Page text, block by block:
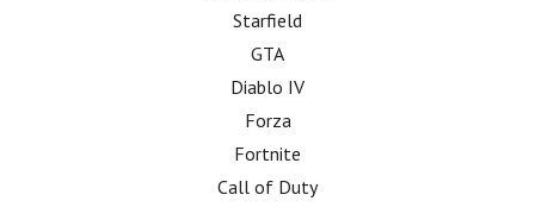
Starfield
GTA
Diablo IV
Forza
Fortnite
Call of Duty